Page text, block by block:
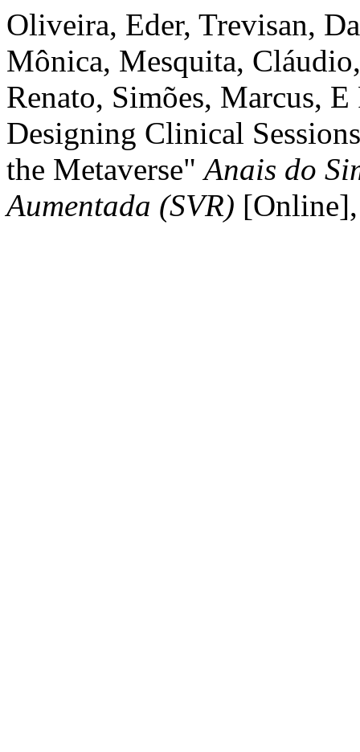
Oliveira, Eder, Trevisan,
Mônica, Mesquita,
Renato, Simões, Marcus,
Designing Clinical
the Metaverse"Anais do
Aumentada (SVR)